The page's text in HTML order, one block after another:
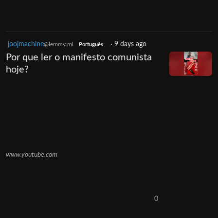
joojmachine@lemmy.ml Português · 9 days ago
Por que ler o manifesto comunista
hoje?
www.youtube.com
0